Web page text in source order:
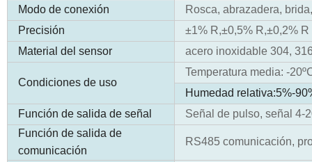
Modo de conexión
Rosca, abrazadera,
Precisión
±1% R,±0,5% R,±0,2%
Material del sensor
acero inoxidable 304,
Condiciones de uso
Temperatura media: -
Humedad relativa:5%-
Función de salida de señal
Señal de pulso, señal 4-
Función de salida de
comunicación
RS485 comunicación,